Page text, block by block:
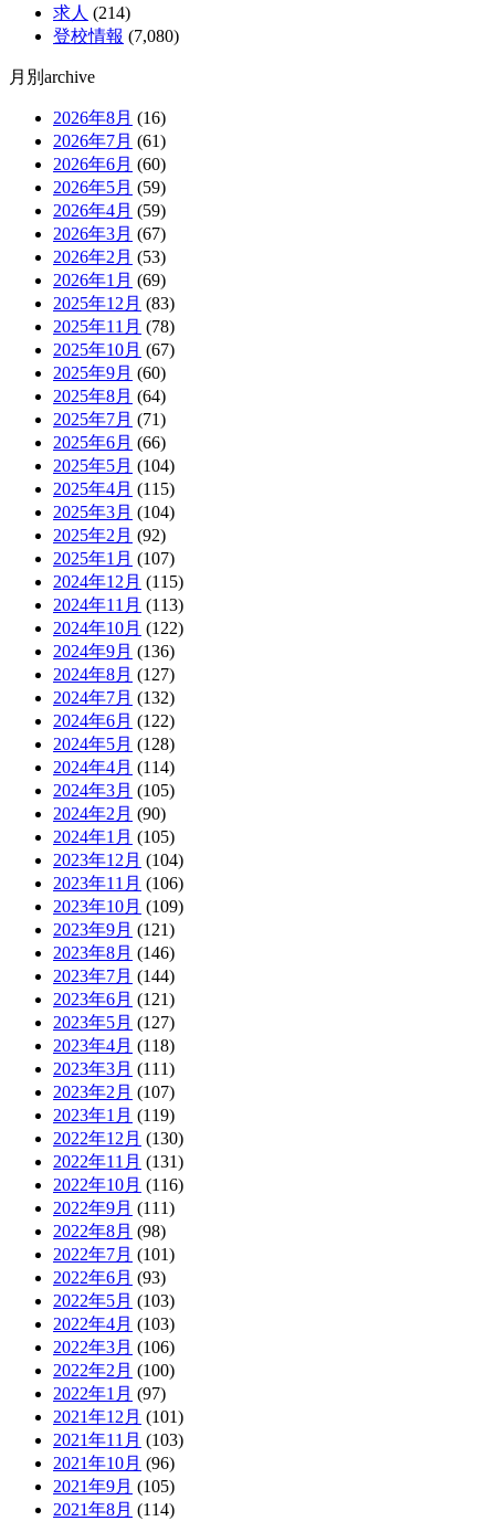
求人 (214)
登校情報 (7,080)
月別archive
2026年8月 (16)
2026年7月 (61)
2026年6月 (60)
2026年5月 (59)
2026年4月 (59)
2026年3月 (67)
2026年2月 (53)
2026年1月 (69)
2025年12月 (83)
2025年11月 (78)
2025年10月 (67)
2025年9月 (60)
2025年8月 (64)
2025年7月 (71)
2025年6月 (66)
2025年5月 (104)
2025年4月 (115)
2025年3月 (104)
2025年2月 (92)
2025年1月 (107)
2024年12月 (115)
2024年11月 (113)
2024年10月 (122)
2024年9月 (136)
2024年8月 (127)
2024年7月 (132)
2024年6月 (122)
2024年5月 (128)
2024年4月 (114)
2024年3月 (105)
2024年2月 (90)
2024年1月 (105)
2023年12月 (104)
2023年11月 (106)
2023年10月 (109)
2023年9月 (121)
2023年8月 (146)
2023年7月 (144)
2023年6月 (121)
2023年5月 (127)
2023年4月 (118)
2023年3月 (111)
2023年2月 (107)
2023年1月 (119)
2022年12月 (130)
2022年11月 (131)
2022年10月 (116)
2022年9月 (111)
2022年8月 (98)
2022年7月 (101)
2022年6月 (93)
2022年5月 (103)
2022年4月 (103)
2022年3月 (106)
2022年2月 (100)
2022年1月 (97)
2021年12月 (101)
2021年11月 (103)
2021年10月 (96)
2021年9月 (105)
2021年8月 (114)